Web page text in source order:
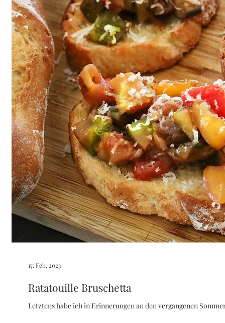
Ratatouille Bruschetta
Letztens habe ich in Erinnerungen an den vergangenen
17. Feb. 2023